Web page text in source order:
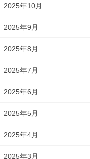
2025年10月
2025年9月
2025年8月
2025年7月
2025年6月
2025年5月
2025年4月
2025年3月